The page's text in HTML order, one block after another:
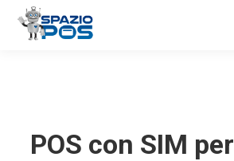
POS con SIM per